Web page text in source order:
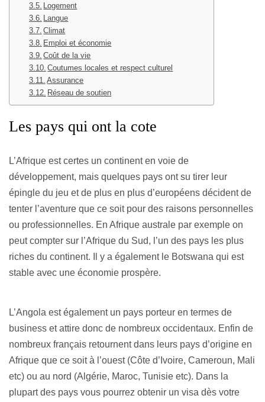
Logement
Langue
Climat
Emploi et économie
Coût de la vie
Coutumes locales et respect culturel
Assurance
Réseau de soutien
Les pays qui ont la cote
L’Afrique est certes un continent en voie de
développement, mais quelques pays ont su tirer leur
épingle du jeu et de plus en plus d’européens décident de
tenter l’aventure que ce soit pour des raisons personnelles
ou professionnelles. En Afrique australe par exemple on
peut compter sur l’Afrique du Sud, l’un des pays les plus
riches du continent. Il y a également le Botswana qui est
stable avec une économie prospère.
L’Angola est également un pays porteur en termes de
business et attire donc de nombreux occidentaux. Enfin de
nombreux français retournent dans leurs pays d’origine en
Afrique que ce soit à l’ouest (Côte d’Ivoire, Cameroun, Mali
etc) ou au nord (Algérie, Maroc, Tunisie etc). Dans la
plupart des pays vous pourrez obtenir un visa dès votre